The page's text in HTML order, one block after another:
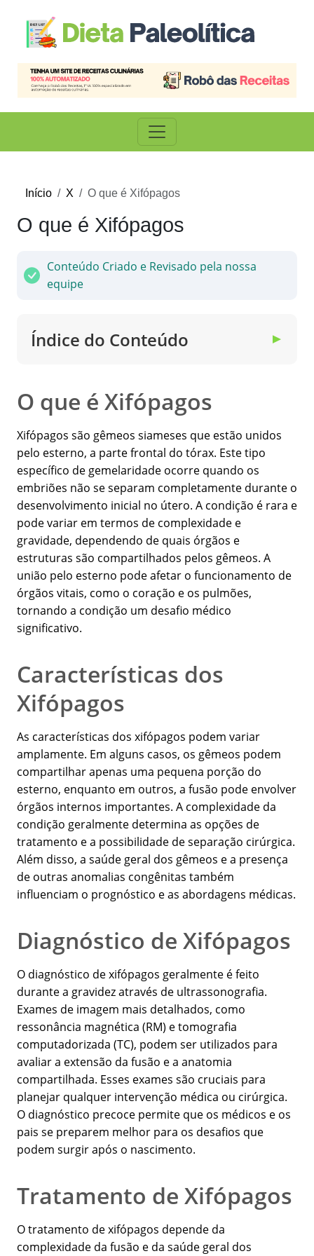
Início X O que é Xifópagos
O que é Xifópagos
Conteúdo Criado e Revisado pela nossa
equipe
Índice do Conteúdo ▼
O que é Xifópagos
Xifópagos são gêmeos siameses que estão unidos
pelo esterno, a parte frontal do tórax. Este tipo
específico de gemelaridade ocorre quando os
embriões não se separam completamente durante o
desenvolvimento inicial no útero. A condição é rara e
pode variar em termos de complexidade e
gravidade, dependendo de quais órgãos e
estruturas são compartilhados pelos gêmeos. A
união pelo esterno pode afetar o funcionamento de
órgãos vitais, como o coração e os pulmões,
tornando a condição um desafio médico
significativo.
Características dos
Xifópagos
As características dos xifópagos podem variar
amplamente. Em alguns casos, os gêmeos podem
compartilhar apenas uma pequena porção do
esterno, enquanto em outros, a fusão pode envolver
órgãos internos importantes. A complexidade da
condição geralmente determina as opções de
tratamento e a possibilidade de separação cirúrgica.
Além disso, a saúde geral dos gêmeos e a presença
de outras anomalias congênitas também
influenciam o prognóstico e as abordagens médicas.
Diagnóstico de Xifópagos
O diagnóstico de xifópagos geralmente é feito
durante a gravidez através de ultrassonografia.
Exames de imagem mais detalhados, como
ressonância magnética (RM) e tomografia
computadorizada (TC), podem ser utilizados para
avaliar a extensão da fusão e a anatomia
compartilhada. Esses exames são cruciais para
planejar qualquer intervenção médica ou cirúrgica.
O diagnóstico precoce permite que os médicos e os
pais se preparem melhor para os desafios que
podem surgir após o nascimento.
Tratamento de Xifópagos
O tratamento de xifópagos depende da
complexidade da fusão e da saúde geral dos